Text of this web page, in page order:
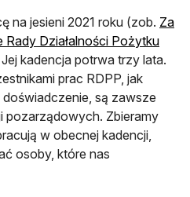
na jesieni 2021 roku (zob. Za
Działalności Pożytku
kadencja potrwa trzy lata.
prac RDPP, jak
są zawsze
pozarządowych. Zbieramy
w obecnej kadencji,
osoby, które nas